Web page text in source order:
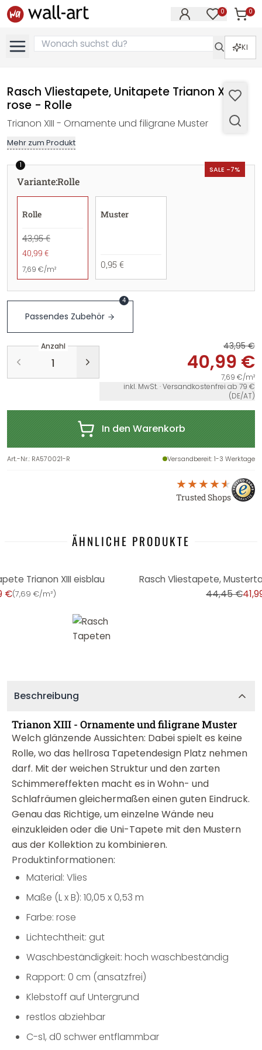
0 0
KI
Rasch Vliestapete, Unitapete Trianon XIII
rose - Rolle
Trianon XIII - Ornamente und filigrane Muster
Mehr zum Produkt
SALE -7%
1
Variante:Rolle
Rolle
43,95 €
40,99 €
7,69 €/m²
Muster
0,95 €
Passendes Zubehör
4
Anzahl 43,95 €
40,99 €
7,69 €/m²
inkl. MwSt. · Versandkostenfrei ab 79 €
(DE/AT)
In den Warenkorb
Art.-Nr.: RA570021-R Versandbereit: 1-3 Werktage
Trusted Shops
ÄHNLICHE PRODUKTE
Trianon XIII eisblau
€(7,69 €/m²)
Rasch Vliestapete,
44,45 €
Beschreibung
Trianon XIII - Ornamente und filigrane Muster
Welch glänzende Aussichten: Dabei spielt es keine
Rolle, wo das hellrosa Tapetendesign Platz nehmen
darf. Mit der weichen Struktur und den zarten
Schimmereffekten macht es in Wohn- und
Schlafräumen gleichermaßen einen guten Eindruck.
Genau das Richtige, um einzelne Wände neu
einzukleiden oder die Uni-Tapete mit den Mustern
aus der Kollektion zu kombinieren.
Produktinformationen:
Material: Vlies
Maße (L x B): 10,05 x 0,53 m
Farbe: rose
Lichtechtheit: gut
Waschbeständigkeit: hoch waschbeständig
Rapport: 0 cm (ansatzfrei)
Klebstoff auf Untergrund
restlos abziehbar
C-s1, d0 schwer entflammbar